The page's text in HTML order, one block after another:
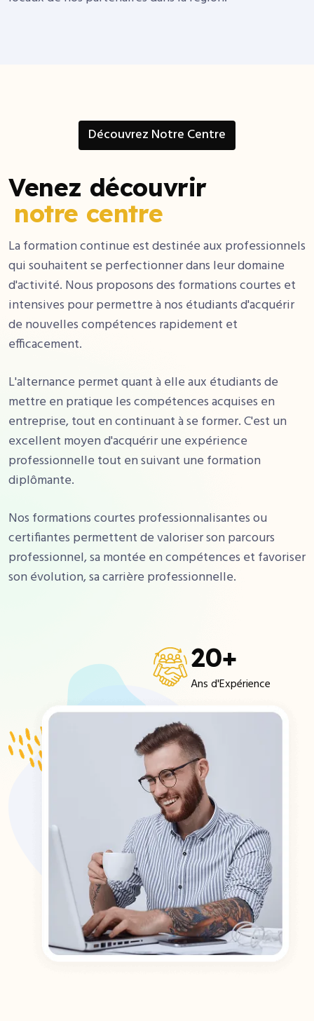
Découvrez Notre Centre
Venez découvrir
notre centre
La formation continue est destinée aux professionnels
qui souhaitent se perfectionner dans leur domaine
d'activité. Nous proposons des formations courtes et
intensives pour permettre à nos étudiants d'acquérir
de nouvelles compétences rapidement et
efficacement.
L'alternance permet quant à elle aux étudiants de
mettre en pratique les compétences acquises en
entreprise, tout en continuant à se former. C'est un
excellent moyen d'acquérir une expérience
professionnelle tout en suivant une formation
diplômante.
Nos formations courtes professionnalisantes ou
certifiantes permettent de valoriser son parcours
professionnel, sa montée en compétences et favoriser
son évolution, sa carrière professionnelle.
20+
Ans d'Expérience